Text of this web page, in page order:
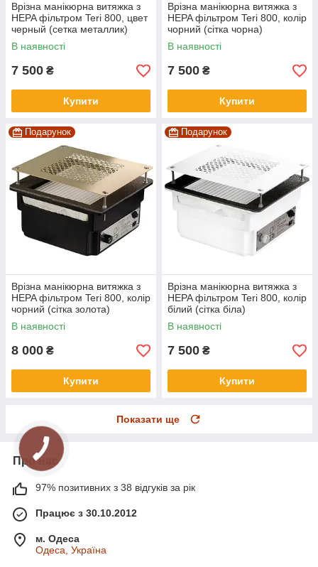
Врізна манікюрна витяжка з
HEPA фільтром Teri 800, цвет
черный (сетка металлик)
В наявності
7 500 ₴
Купити
Врізна манікюрна витяжка з
HEPA фільтром Teri 800, колір
чорний (сітка чорна)
В наявності
7 500 ₴
Купити
Подарунок
Врізна манікюрна витяжка з
HEPA фільтром Teri 800, колір
чорний (сітка золота)
В наявності
8 000 ₴
Купити
Подарунок
Врізна манікюрна витяжка з
HEPA фільтром Teri 800, колір
білий (сітка біла)
В наявності
7 500 ₴
Купити
Показати ще
Про нас
97% позитивних з 38 відгуків за рік
Працює з 30.10.2012
м. Одеса
Одеса, Україна